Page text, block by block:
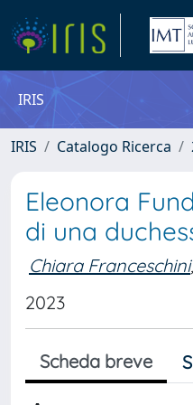
IRIS
IRIS Catalogo Ricerca
Eleonora
di una
Chiara Franceschini;
2023
Scheda breve